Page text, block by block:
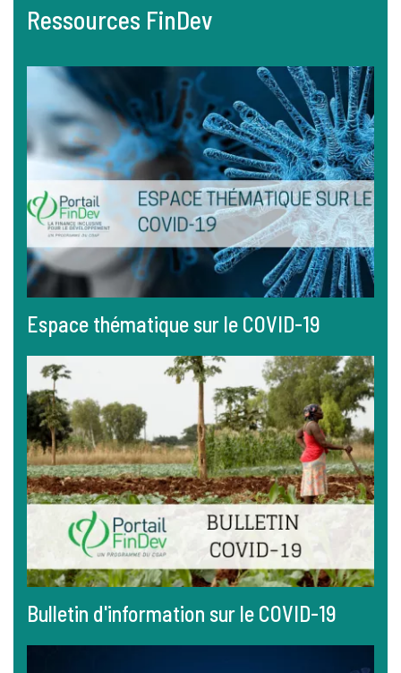
Ressources FinDev
Espace thématique sur le COVID-19
Bulletin d'information sur le COVID-19